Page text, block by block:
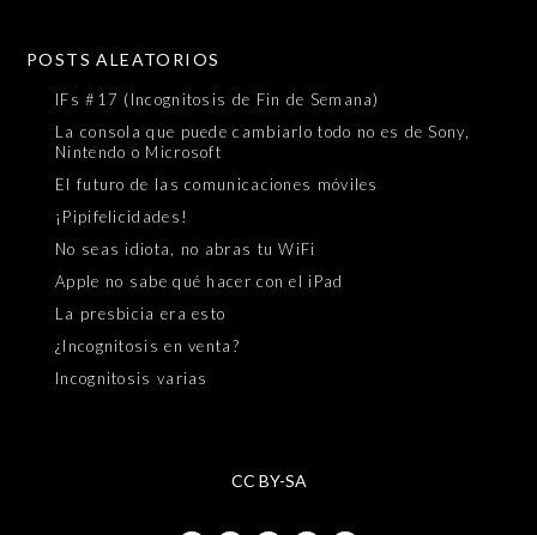
POSTS ALEATORIOS
IFs #17 (Incognitosis de Fin de Semana)
La consola que puede cambiarlo todo no es de Sony,
Nintendo o Microsoft
El futuro de las comunicaciones móviles
¡Pipifelicidades!
No seas idiota, no abras tu WiFi
Apple no sabe qué hacer con el iPad
La presbicia era esto
¿Incognitosis en venta?
Incognitosis varias
CC BY-SA